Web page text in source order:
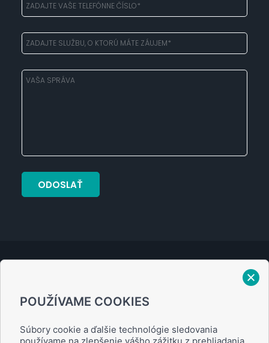
POUŽÍVAME COOKIES
Súbory cookie a ďalšie technológie sledovania
Zásady ochrany osobných údajov